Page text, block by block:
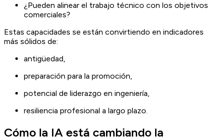
¿Pueden alinear el trabajo técnico con los objetivos
comerciales?
Estas capacidades se están convirtiendo en indicadores
más sólidos de:
antigüedad,
preparación para la promoción,
potencial de liderazgo en ingeniería,
resiliencia profesional a largo plazo.
Cómo la IA está cambiando la